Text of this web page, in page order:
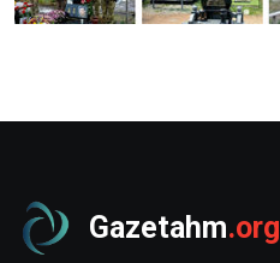
Gazetahm.org